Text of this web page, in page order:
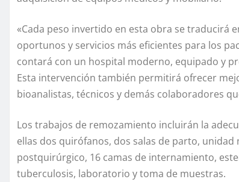
«Cada peso invertido en esta obra se traducirá
oportunos y servicios más eficientes para los
contará con un hospital moderno, equipado y
Esta intervención también permitirá ofrecer
bioanalistas, técnicos y demás colaboradores
Los trabajos de remozamiento incluirán la
ellas dos quirófanos, dos salas de parto,
postquirúrgico, 16 camas de internamiento,
tuberculosis, laboratorio y toma de muestras.